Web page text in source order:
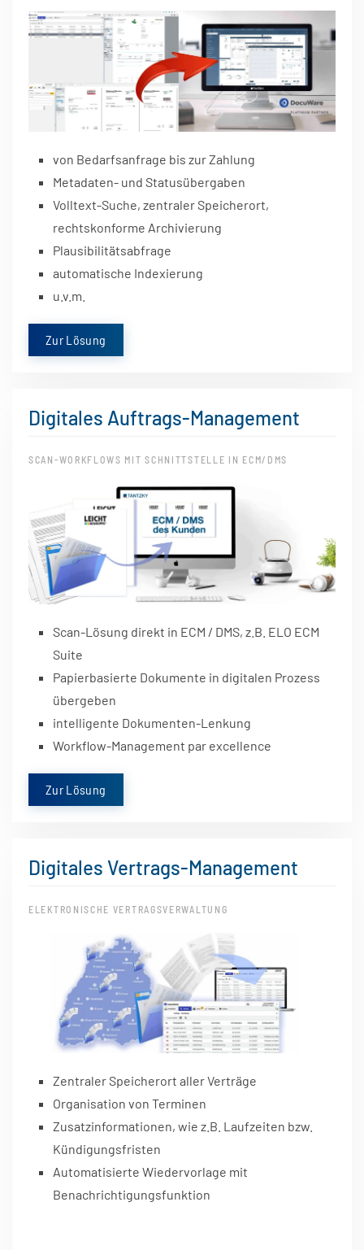
von Bedarfsanfrage bis zur Zahlung
Metadaten- und Statusübergaben
Volltext-Suche, zentraler Speicherort,
rechtskonforme Archivierung
Plausibilitätsabfrage
automatische Indexierung
u.v.m.
Zur Lösung
Digitales Auftrags-Management
SCAN-WORKFLOWS MIT SCHNITTSTELLE IN ECM/DMS
Scan-Lösung direkt in ECM / DMS, z.B. ELO ECM
Suite
Papierbasierte Dokumente in digitalen Prozess
übergeben
intelligente Dokumenten-Lenkung
Workflow-Management par excellence
Zur Lösung
Digitales Vertrags-Management
ELEKTRONISCHE VERTRAGSVERWALTUNG
Zentraler Speicherort aller Verträge
Organisation von Terminen
Zusatzinformationen, wie z.B. Laufzeiten bzw.
Kündigungsfristen
Automatisierte Wiedervorlage mit
Benachrichtigungsfunktion